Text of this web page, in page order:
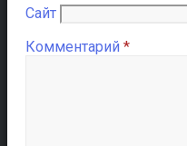
Сайт
Комментарий *